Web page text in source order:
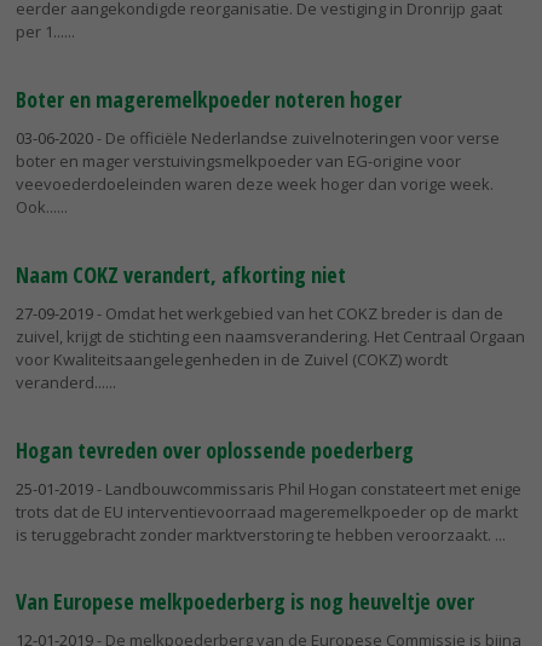
eerder aangekondigde reorganisatie. De vestiging in Dronrijp gaat
per 1...
Boter en mageremelkpoeder noteren hoger
03-06-2020- De officiële Nederlandse zuivelnoteringen voor verse
boter en mager verstuivingsmelkpoeder van EG-origine voor
veevoederdoeleinden waren deze week hoger dan vorige week.
Ook...
Naam COKZ verandert, afkorting niet
27-09-2019- Omdat het werkgebied van het COKZ breder is dan de
zuivel, krijgt de stichting een naamsverandering. Het Centraal Orgaan
voor Kwaliteitsaangelegenheden in de Zuivel (COKZ) wordt
veranderd...
Hogan tevreden over oplossende poederberg
25-01-2019- Landbouwcommissaris Phil Hogan constateert met enige
trots dat de EU interventievoorraad mageremelkpoeder op de markt
is teruggebracht zonder marktverstoring te hebben veroorzaakt.
Van Europese melkpoederberg is nog heuveltje over
12-01-2019- De melkpoederberg van de Europese Commissie is bijna